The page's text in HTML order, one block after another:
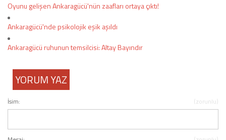
Oyunu gelişen Ankaragücü'nün zaafları ortaya çıktı!
Ankaragücü'nde psikolojik eşik aşıldı
Ankaragücü ruhunun temsilcisi: Altay Bayındır
YORUM YAZ
İsim: (zorunlu)